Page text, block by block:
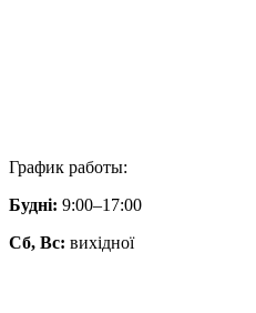
График работы:
Будні: 9:00–17:00
Сб, Вс: вихідної